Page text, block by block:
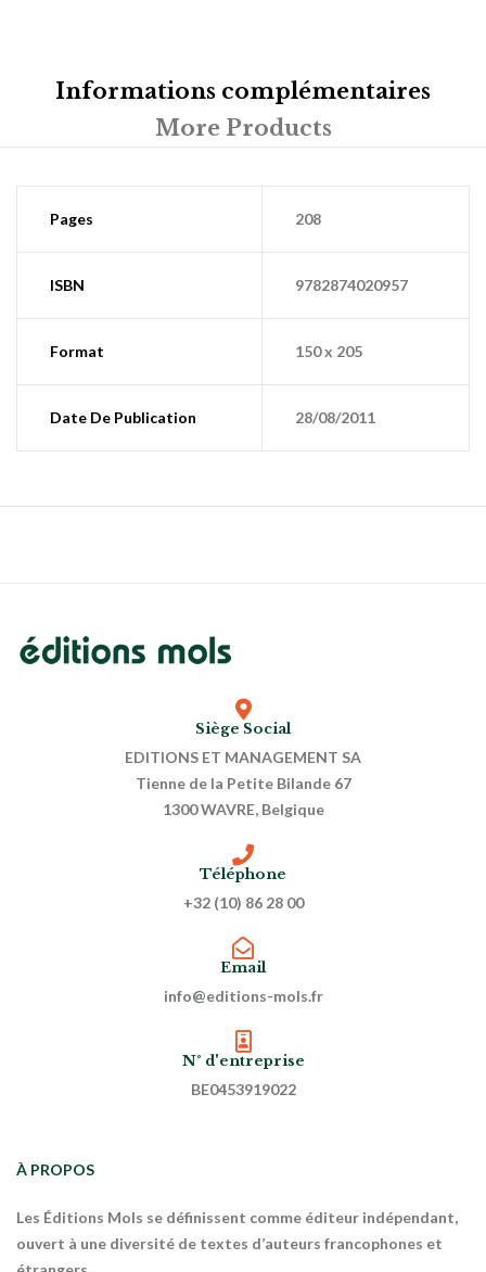
Informations complémentaires
More Products
Pages 208
ISBN 9782874020957
Format 150 x 205
Date De Publication 28/08/2011
Siège Social
EDITIONS ET MANAGEMENT SA
Tienne de la Petite Bilande 67
1300 WAVRE, Belgique
Téléphone
+32 (10) 86 28 00
Email
info@editions-mols.fr
N° d'entreprise
BE0453919022
À PROPOS
Les Éditions Mols se définissent comme éditeur indépendant,
ouvert à une diversité de textes d’auteurs francophones et